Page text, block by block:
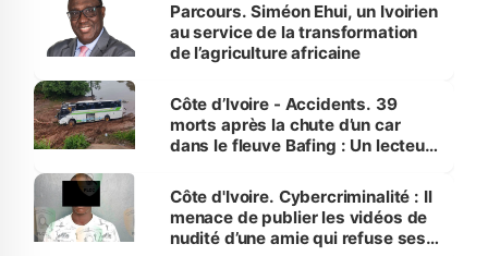
Parcours. Siméon Ehui, un Ivoirien
au service de la transformation
de l’agriculture africaine
Côte d’Ivoire - Accidents. 39
morts après la chute d’un car
dans le fleuve Bafing : Un lecteur
des Transports
Côte d'Ivoire. Cybercriminalité : Il
menace de publier les vidéos de
nudité d’une amie qui refuse ses